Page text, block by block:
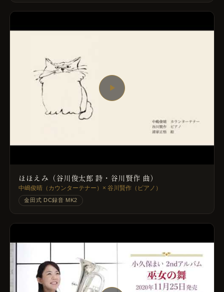
▶
ほほえみ（谷川俊太郎 詩・谷川賢作 曲）
中嶋俊晴（カウンターテナー）× 谷川賢作（ピアノ）
金田式 DC録音 MK2